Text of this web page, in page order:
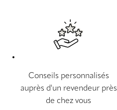
Conseils personnalisés
auprès d'un revendeur près
de chez vous